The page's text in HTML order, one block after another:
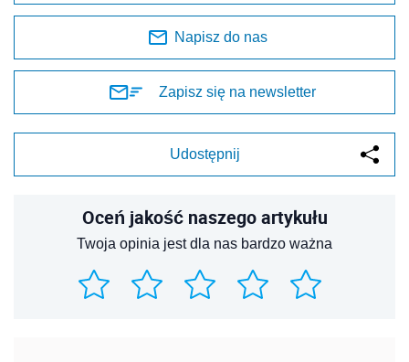
Napisz do nas
Zapisz się na newsletter
Udostępnij
Oceń jakość naszego artykułu
Twoja opinia jest dla nas bardzo ważna